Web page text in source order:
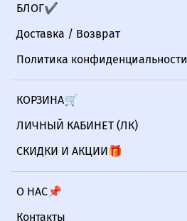
БЛОГ✔
Доставка / Возврат
Политика конфиденциальности
КОРЗИНА🛒
ЛИЧНЫЙ КАБИНЕТ (ЛК)
СКИДКИ И АКЦИИ🎁
О НАС📌
Контакты